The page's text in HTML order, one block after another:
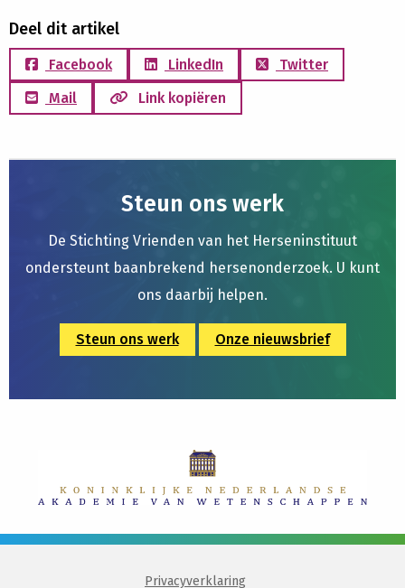
Deel dit artikel
Facebook LinkedIn
Twitter
Mail
Link kopiëren
Steun ons werk
De Stichting Vrienden van het Herseninstituut
ondersteunt baanbrekend hersenonderzoek. U kunt
ons daarbij helpen.
Steun ons werk Onze nieuwsbrief
Privacyverklaring